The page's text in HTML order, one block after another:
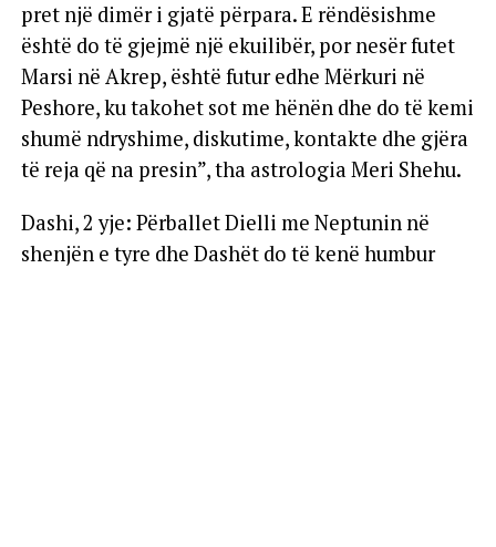
pret një dimër i gjatë përpara. E rëndësishme
është do të gjejmë një ekuilibër, por nesër futet
Marsi në Akrep, është futur edhe Mërkuri në
Peshore, ku takohet sot me hënën dhe do të kemi
shumë ndryshime, diskutime, kontakte dhe gjëra
të reja që na presin”, tha astrologia Meri Shehu.
Dashi, 2 yje: Përballet Dielli me Neptunin në
shenjën e tyre dhe Dashët do të kenë humbur